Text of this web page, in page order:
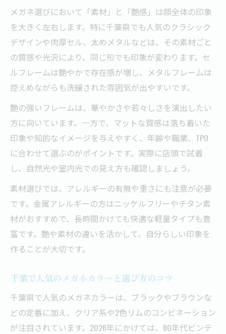
メガネ選びにおいて「素材」と「艶感」は顔全体の印象
を大きく左右します。特に千葉県でも人気のクラシック
デザインや肉厚セル、太めメタルなどは、その素材ごと
の質感や光沢により、同じ形でも印象が変わります。セ
ルフレームは艶やかで存在感が増し、メタルフレームは
控えめながらも洗練された雰囲気が出やすいです。
艶の強いフレームは、華やかさや若々しさを演出したい
方に向いています。一方で、マットな質感は落ち着いた
印象や知的なイメージを与えやすく、年齢や職業、TPO
に合わせて選ぶのがポイントです。実際に店頭で試着
し、自然光や室内光での見え方も確認しましょう。
素材選びでは、アレルギーの有無や重さにも注意が必要
です。金属アレルギーの方はニッケルフリーやチタン素
材がおすすめで、長時間かけても快適な軽量タイプも豊
富です。艶や素材の違いを活かして、自分らしい印象を
作ることが大切です。
千葉で人気のメガネカラーと選び方のコツ
千葉県で人気のメガネカラーは、ブラックやブラウンな
どの定番に加え、クリア系や2色リムのコンビネーション
が注目されています。2026年にかけては、80年代ビンテ